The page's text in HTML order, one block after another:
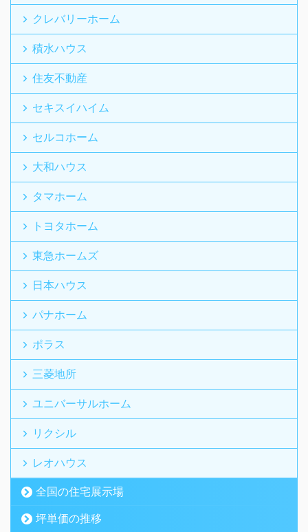
クレバリーホーム
積水ハウス
住友不動産
セキスイハイム
セルコホーム
大和ハウス
タマホーム
トヨタホーム
東急ホームズ
日本ハウス
パナホーム
ポラス
三菱地所
ユニバーサルホーム
リクシル
レオハウス
全国の住宅展示場
坪単価の推移